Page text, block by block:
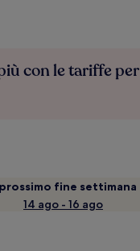
con le tariffe per
fine settimana
14 ago - 16 ago